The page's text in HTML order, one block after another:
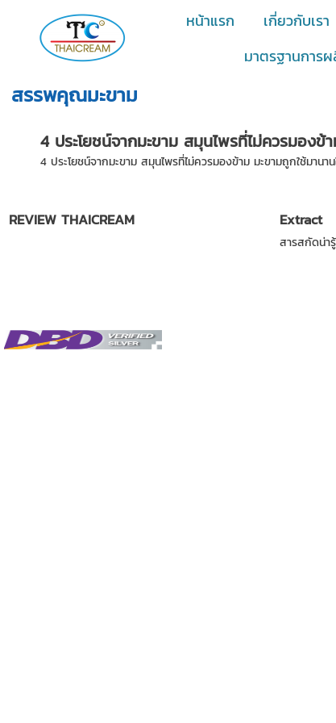
หน้าแรก เกี่ยวกับเรา
มาตรฐานการ
สรรพคุณมะขาม
4 ประโยชน์จากมะขาม สมุนไพรที่ไม่ควรมองข้
4 ประโยชน์จากมะขาม สมุนไพรที่ไม่ควรมองข้าม มะขามถูกใช้มา
REVIEW THAICREAM Extract
สารสกัดน่ารู้